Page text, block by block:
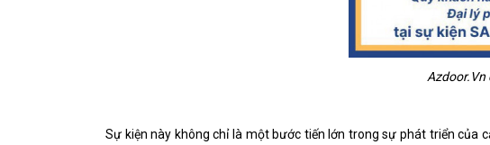
Azdoor.Vn
Sự kiện này không chỉ là một bước tiến lớn trong sự phát triển của